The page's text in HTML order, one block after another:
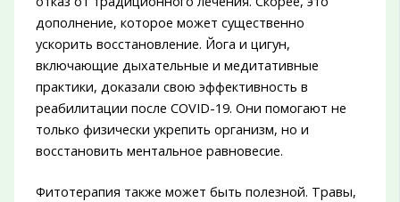
дополнение, которое может существенно
ускорить восстановление. Йога и цигун,
включающие дыхательные и медитативные
практики, доказали свою эффективность в
реабилитации после COVID-19. Они помогают не
только физически укрепить организм, но и
восстановить ментальное равновесие.
Фитотерапия также может быть полезной. Травы,